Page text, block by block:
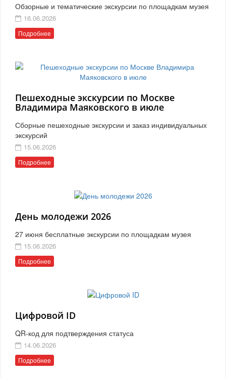
Обзорные и тематические экскурсии по площадкам музея
16.06.2026
Подробнее
Пешеходные экскурсии по Москве
Владимира Маяковского в июле
Сборные пешеходные экскурсии и заказ индивидуальных
экскурсий
15.06.2026
Подробнее
День молодежи 2026
27 июня бесплатные экскурсии по площадкам музея
15.06.2026
Подробнее
Цифровой ID
QR-код для подтверждения статуса
14.06.2026
Подробнее